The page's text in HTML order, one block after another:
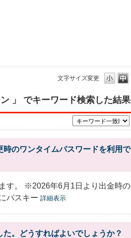
文字サイズ変更
」 でキーワード検索した結果
のワンタイムパスワードを利用で
す。 ※2026年6月1日より出金時の
パスキー 詳細表示
た。どうすればよいでしょうか？